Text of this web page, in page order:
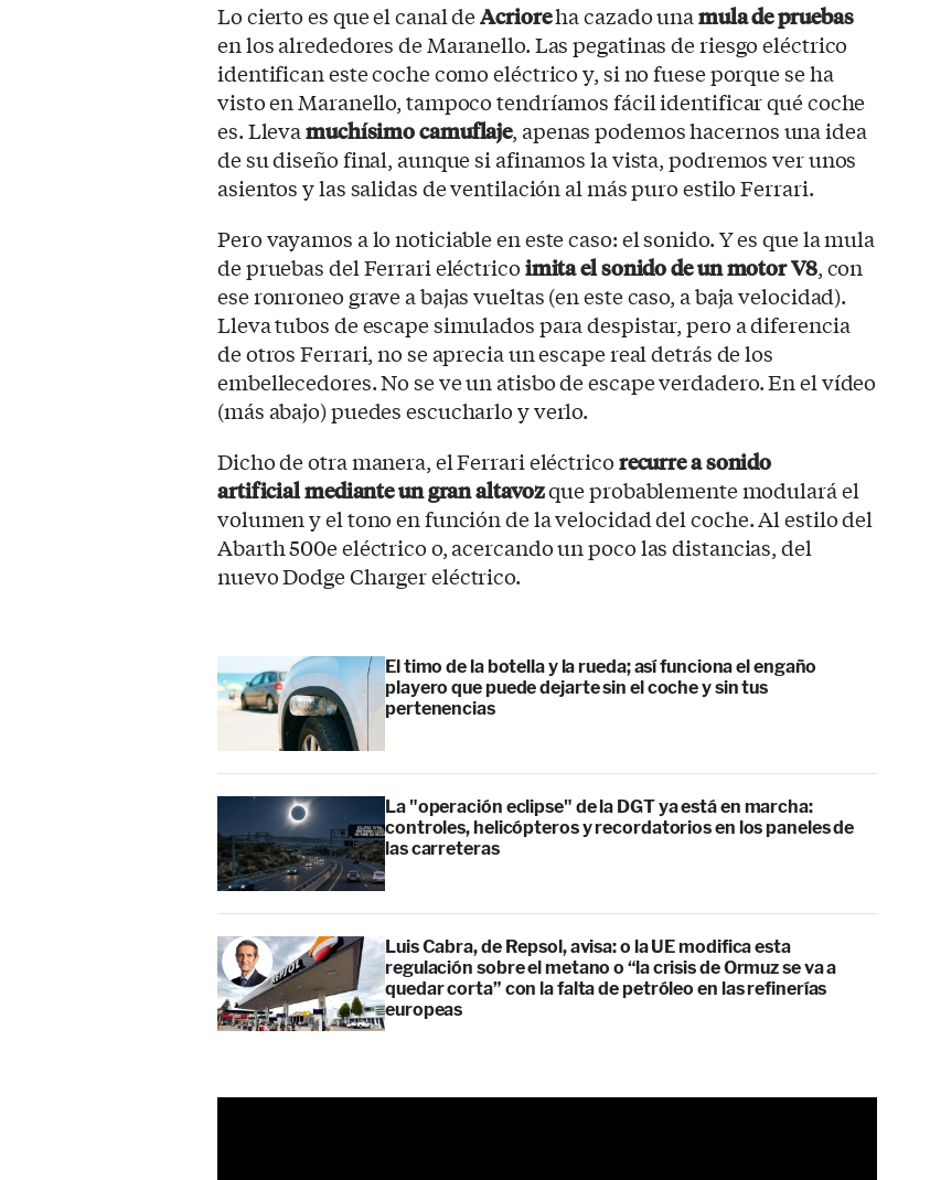
Lo cierto es que el canal deAcrioreha cazado unamula de pruebas
en los alrededores de Maranello. Las pegatinas de riesgo eléctrico
identifican este coche como eléctrico y, si no fuese porque se ha
visto en Maranello, tampoco tendríamos fácil identificar qué coche
es. Llevamuchísimo camuflaje, apenas podemos hacernos una idea
de su diseño final, aunque si afinamos la vista, podremos ver unos
asientos y las salidas de ventilación al más puro estilo Ferrari.
Pero vayamos a lo noticiable en este caso: el sonido. Y es que la mula
de pruebas del Ferrari eléctricoimita el sonido de un motor V8, con
ese ronroneo grave a bajas vueltas (en este caso, a baja velocidad).
Lleva tubos de escape simulados para despistar, pero a diferencia
de otros Ferrari, no se aprecia un escape real detrás de los
embellecedores. No se ve un atisbo de escape verdadero. En el vídeo
(más abajo) puedes escucharlo y verlo.
Dicho de otra manera, el Ferrari eléctricorecurre a sonido
artificial mediante un gran altavozque probablemente modulará el
volumen y el tono en función de la velocidad del coche. Al estilo del
Abarth 500e eléctrico o, acercando un poco las distancias, del
nuevo Dodge Charger eléctrico.
El timo de la botella y la rueda; así funciona el engaño
playero que puede dejarte sin el coche y sin tus
pertenencias
La "operación eclipse" de la DGT ya está en marcha:
controles, helicópteros y recordatorios en los paneles de
las carreteras
Luis Cabra, de Repsol, avisa: o la UE modifica esta
regulación sobre el metano o “la crisis de Ormuz se va a
quedar corta” con la falta de petróleo en las refinerías
europeas